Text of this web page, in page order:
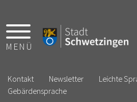
MENÜ
Kontakt Newsletter
Leichte
Gebärdensprache